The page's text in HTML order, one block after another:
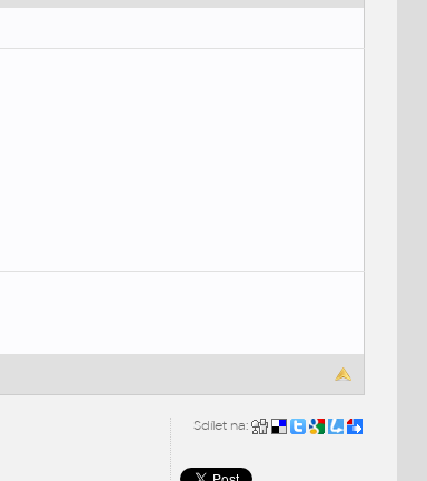
Sdílet na: